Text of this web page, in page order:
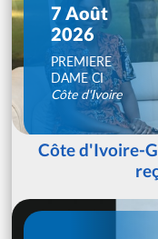
7 Août
2026
PREMIERE
DAME CI
Côte d'Ivoire
Côte d'Ivoire-